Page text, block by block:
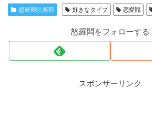
怒羅悶倶楽部 好きなタイプ 恋愛観
怒羅悶をフォローする
スポンサーリンク